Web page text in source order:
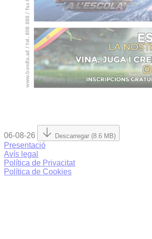
06-08-26 Descarregar (8.6 MB)
Presentació
Avís legal
Política de Privacitat
Política de Cookies